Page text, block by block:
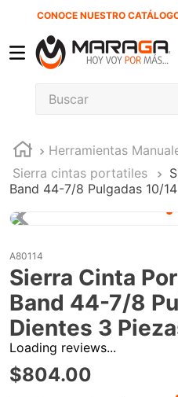
CONOCE NUESTRO
Buscar
Herramientas
Sierra cintas portatiles
Band 44-7/8 Pulgadas 10/
A80114
Sierra Cinta
Band 44-7/8
Dientes 3
Loading reviews...
$804.00
1.
2.
6.